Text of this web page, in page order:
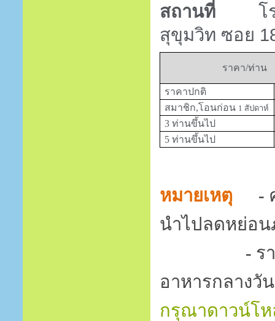
สถานที่
โ
สุขุมวิท ซอย
ราคา/ท่าน
ราคาปกติ
สมาชิก,โอนก่อน 1 สัปดาห์
3 ท่านขึ้นไป
5 ท่านขึ้นไป
หมายเหตุ -
นำไปลดหย่อน
- ร
อาหารกลางวัน
กรุณาดาวน์โ